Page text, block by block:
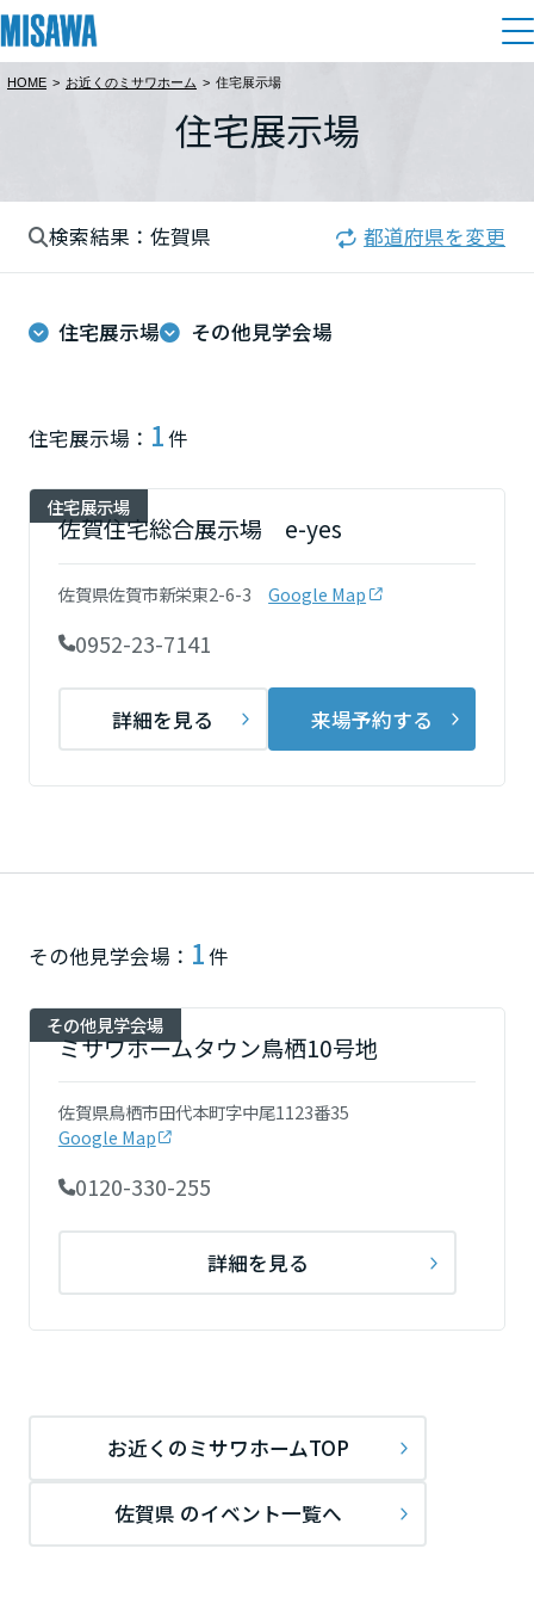
住まい
商品ラインアップ
インテリア
分譲住宅（建売・土地）検索
中古住宅検索
売る [MISAWA RELAY]
住まいの売却
これから住まいをご検討の方
多彩な動画やこだわりが詰まった建築実例、注目の最新情報など、住
ホームラウンジ 新築・戸建て
個人のお客さま
賃貸住宅
店舗・各種施設
土地活用モデルルーム見学
社宅建築
土地活用の基礎から長期安定経営を目指すオーナー様まで、賃貸経営
ホームラウンジ 土地活用・賃貸経営
戸建て・マンション
リフォームメニュー
事業用
事業用リノベーション
ホテル・旅館リフォーム
実例動画や基礎知識、収納の工夫など、理想の住まいを叶えるリフォ
ームの具体策とアイデアを豊富にご用意しています。
ホームラウンジ リフォーム
まちづくり
複合開発事業（ASMACI-アスマチ-）
再開発・官民連携事業
分譲マンション開発事業
収益不動産・投資開発事業
建築再生事業
事業用売買
すべてのフィールドに新しい価値をデザインし、持続可能な未来志向
のまちづくりを実現していきます。
ミサワゼネラルソリューション
オーナーサポート
サポートメニュー
保証制度
アフターメンテナンス
ミサワリフォーム
ミサワホームオーナーさま・リフォーム工事ご契約者さまとミサワホ
ームを結ぶコミュニケーションサイト。お得・便利・安心なコンテン
ツや、ミサワホームからの大切なお知らせなど配信しています。
ミサワオーナーズクラブ
企業・IR情報
ニュース
MISAWAについて
SDGs
採用情報
新卒者採用
中途採用
障がい者採用
展示場・イベント情報
カタログ請求
住まいのご相談
HOME > お近くのミサワホーム > 住宅展示場
住宅展示場
検索結果：佐賀県 都道府県を変更
住宅展示場 その他見学会場
住宅展示場： 1件
住宅展示場
佐賀住宅総合展示場 e-yes
佐賀県佐賀市新栄東2-6-3 Google Map
0952-23-7141
詳細を見る 来場予約する
その他見学会場： 1件
その他見学会場
ミサワホームタウン鳥栖10号地
佐賀県鳥栖市田代本町字中尾1123番35
Google Map
0120-330-255
詳細を見る
お近くのミサワホームTOP
佐賀県 のイベント一覧へ
都道府県を選択
青森県
岩手県
宮城県
秋田県
山形県
福島県
関東
茨城県
栃木県
群馬県
埼玉県
東京都